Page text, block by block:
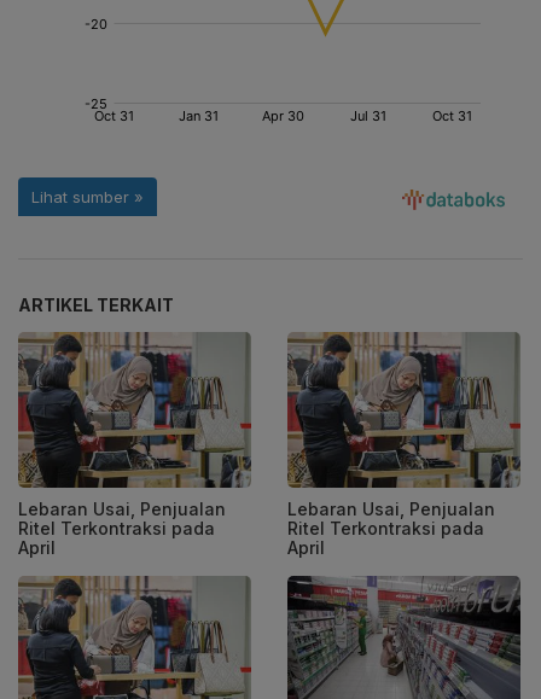
ARTIKEL TERKAIT
Lebaran Usai, Penjualan
Ritel Terkontraksi pada
April
Lebaran Usai, Penjualan
Ritel Terkontraksi pada
April